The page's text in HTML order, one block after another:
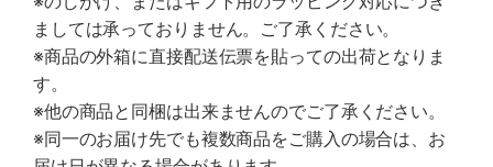
ましては承っておりません。ご了承ください。
※商品の外箱に直接配送伝票を貼っての出荷となりま
す。
※他の商品と同梱は出来ませんのでご了承ください。
※同一のお届け先でも複数商品をご購入の場合は、お